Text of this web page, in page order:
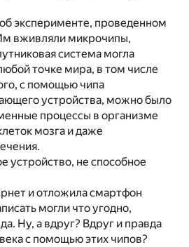
эксперименте, проведенном
вживляли микрочипы,
система могла
точке мира, в том числе
с помощью чипа
устройства, можно было
процессы в организме
мозга и даже
устройство, не способное
и отложила смартфон
могли что угодно,
Ну, а вдруг? Вдруг и правда
с помощью этих чипов?